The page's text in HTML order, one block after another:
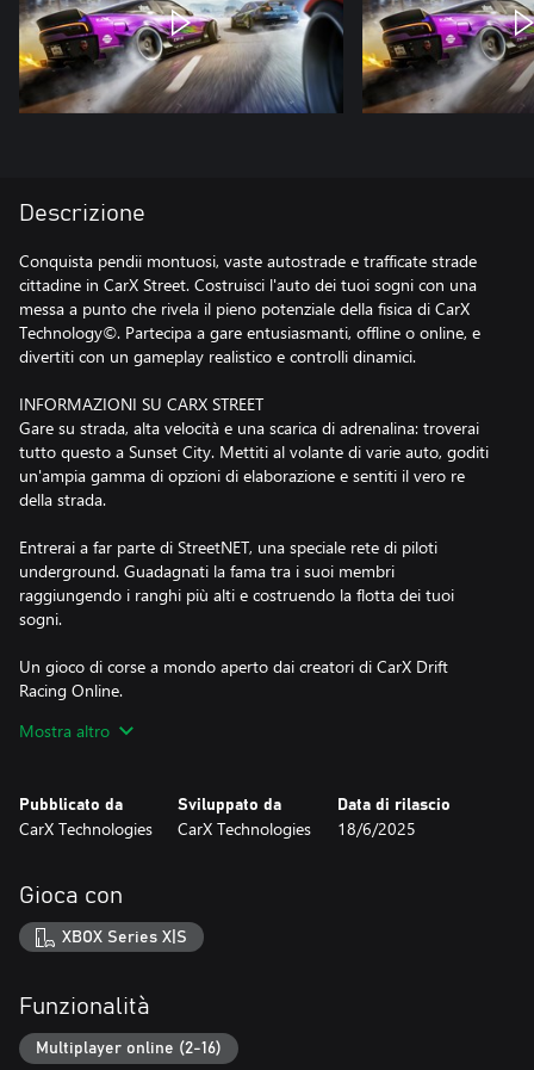
Descrizione
Conquista pendii montuosi, vaste autostrade e trafficate strade
cittadine in CarX Street. Costruisci l'auto dei tuoi sogni con una
messa a punto che rivela il pieno potenziale della fisica di CarX
Technology©. Partecipa a gare entusiasmanti, offline o online, e
divertiti con un gameplay realistico e controlli dinamici.
INFORMAZIONI SU CARX STREET
Gare su strada, alta velocità e una scarica di adrenalina: troverai
tutto questo a Sunset City. Mettiti al volante di varie auto, goditi
un'ampia gamma di opzioni di elaborazione e sentiti il vero re
della strada.
Entrerai a far parte di StreetNET, una speciale rete di piloti
underground. Guadagnati la fama tra i suoi membri
raggiungendo i ranghi più alti e costruendo la flotta dei tuoi
sogni.
Un gioco di corse a mondo aperto dai creatori di CarX Drift
Racing Online.
UN MONDO DI GIOCO VARIEGATO
Gare di club: sfida i boss di vari club in tantissime zone della città.
Gare di Drift Libero: ottieni il maggior numero di punti di drift nei
parcheggi della città dimostrando la tua abilità nel creare
su pittoreschi tornanti di montagna. Queste piste tortuose
Mostra altro
Pubblicato da
CarX Technologies
Sviluppato da
CarX Technologies
Data di rilascio
18/6/2025
Gioca con
XBOX Series X|S
Funzionalità
Multiplayer online (2-16)